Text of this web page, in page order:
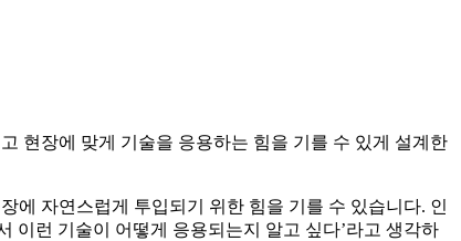
현장에 맞게 기술을 응용하는 힘을 기를 수 있게 설계한
에 자연스럽게 투입되기 위한 힘을 기를 수 있습니다. 인
이런 기술이 어떻게 응용되는지 알고 싶다’라고 생각하